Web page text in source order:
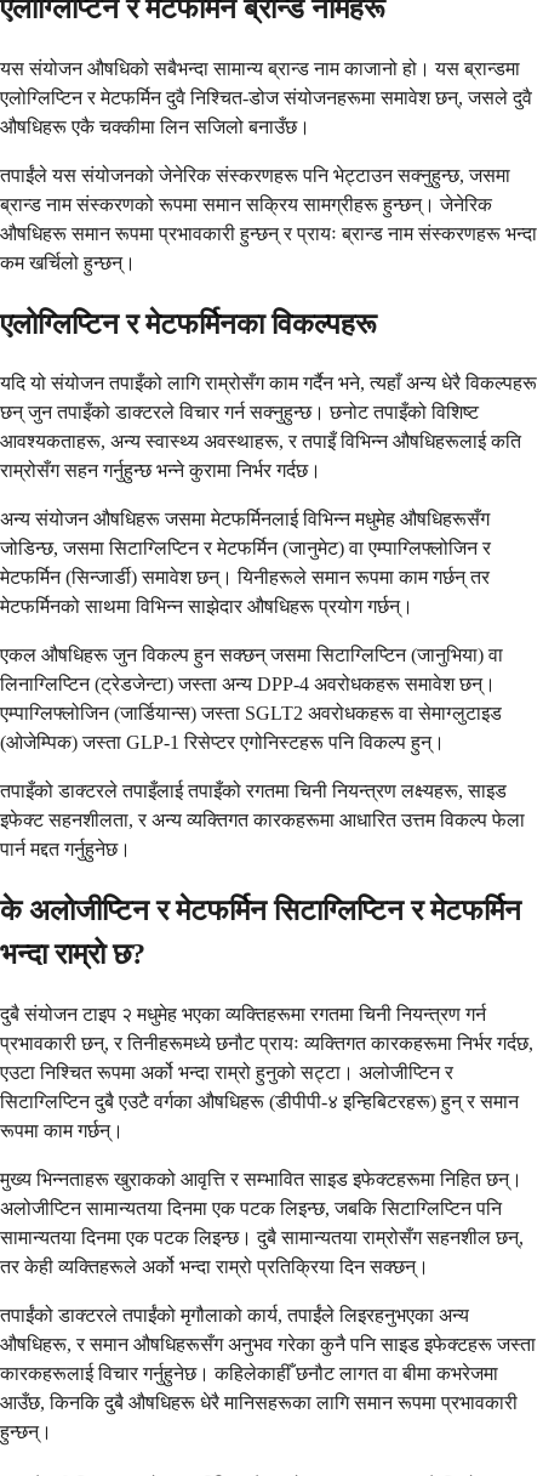
एलोग्लिप्टिन र मेटफर्मिन ब्रान्ड नामहरू
यस संयोजन औषधिको सबैभन्दा सामान्य ब्रान्ड नाम काजानो हो। यस ब्रान्डमा
एलोग्लिप्टिन र मेटफर्मिन दुवै निश्चित-डोज संयोजनहरूमा समावेश छन्, जसले दुवै
औषधिहरू एकै चक्कीमा लिन सजिलो बनाउँछ।
तपाईंले यस संयोजनको जेनेरिक संस्करणहरू पनि भेट्टाउन सक्नुहुन्छ, जसमा
ब्रान्ड नाम संस्करणको रूपमा समान सक्रिय सामग्रीहरू हुन्छन्। जेनेरिक
औषधिहरू समान रूपमा प्रभावकारी हुन्छन् र प्रायः ब्रान्ड नाम संस्करणहरू भन्दा
कम खर्चिलो हुन्छन्।
एलोग्लिप्टिन र मेटफर्मिनका विकल्पहरू
यदि यो संयोजन तपाइँको लागि राम्रोसँग काम गर्दैन भने, त्यहाँ अन्य धेरै विकल्पहरू
छन् जुन तपाइँको डाक्टरले विचार गर्न सक्नुहुन्छ। छनोट तपाइँको विशिष्ट
आवश्यकताहरू, अन्य स्वास्थ्य अवस्थाहरू, र तपाइँ विभिन्न औषधिहरूलाई कति
राम्रोसँग सहन गर्नुहुन्छ भन्ने कुरामा निर्भर गर्दछ।
अन्य संयोजन औषधिहरू जसमा मेटफर्मिनलाई विभिन्न मधुमेह औषधिहरूसँग
जोडिन्छ, जसमा सिटाग्लिप्टिन र मेटफर्मिन (जानुमेट) वा एम्पाग्लिफ्लोजिन र
मेटफर्मिन (सिन्जार्डी) समावेश छन्। यिनीहरूले समान रूपमा काम गर्छन् तर
मेटफर्मिनको साथमा विभिन्न साझेदार औषधिहरू प्रयोग गर्छन्।
एकल औषधिहरू जुन विकल्प हुन सक्छन् जसमा सिटाग्लिप्टिन (जानुभिया) वा
लिनाग्लिप्टिन (ट्रेडजेन्टा) जस्ता अन्य DPP-4 अवरोधकहरू समावेश छन्।
एम्पाग्लिफ्लोजिन (जार्डियान्स) जस्ता SGLT2 अवरोधकहरू वा सेमाग्लुटाइड
(ओजेम्पिक) जस्ता GLP-1 रिसेप्टर एगोनिस्टहरू पनि विकल्प हुन्।
तपाइँको डाक्टरले तपाइँलाई तपाइँको रगतमा चिनी नियन्त्रण लक्ष्यहरू, साइड
इफेक्ट सहनशीलता, र अन्य व्यक्तिगत कारकहरूमा आधारित उत्तम विकल्प फेला
पार्न मद्दत गर्नुहुनेछ।
के अलोजीप्टिन र मेटफर्मिन सिटाग्लिप्टिन र मेटफर्मिन
भन्दा राम्रो छ?
दुबै संयोजन टाइप २ मधुमेह भएका व्यक्तिहरूमा रगतमा चिनी नियन्त्रण गर्न
प्रभावकारी छन्, र तिनीहरूमध्ये छनौट प्रायः व्यक्तिगत कारकहरूमा निर्भर गर्दछ,
एउटा निश्चित रूपमा अर्को भन्दा राम्रो हुनुको सट्टा। अलोजीप्टिन र
सिटाग्लिप्टिन दुबै एउटै वर्गका औषधिहरू (डीपीपी-४ इन्हिबिटरहरू) हुन् र समान
रूपमा काम गर्छन्।
मुख्य भिन्नताहरू खुराकको आवृत्ति र सम्भावित साइड इफेक्टहरूमा निहित छन्।
अलोजीप्टिन सामान्यतया दिनमा एक पटक लिइन्छ, जबकि सिटाग्लिप्टिन पनि
सामान्यतया दिनमा एक पटक लिइन्छ। दुबै सामान्यतया राम्रोसँग सहनशील छन्,
तर केही व्यक्तिहरूले अर्को भन्दा राम्रो प्रतिक्रिया दिन सक्छन्।
तपाईंको डाक्टरले तपाईंको मृगौलाको कार्य, तपाईंले लिइरहनुभएका अन्य
औषधिहरू, र समान औषधिहरूसँग अनुभव गरेका कुनै पनि साइड इफेक्टहरू जस्ता
कारकहरूलाई विचार गर्नुहुनेछ। कहिलेकाहीँ छनौट लागत वा बीमा कभरेजमा
आउँछ, किनकि दुबै औषधिहरू धेरै मानिसहरूका लागि समान रूपमा प्रभावकारी
हुन्छन्।